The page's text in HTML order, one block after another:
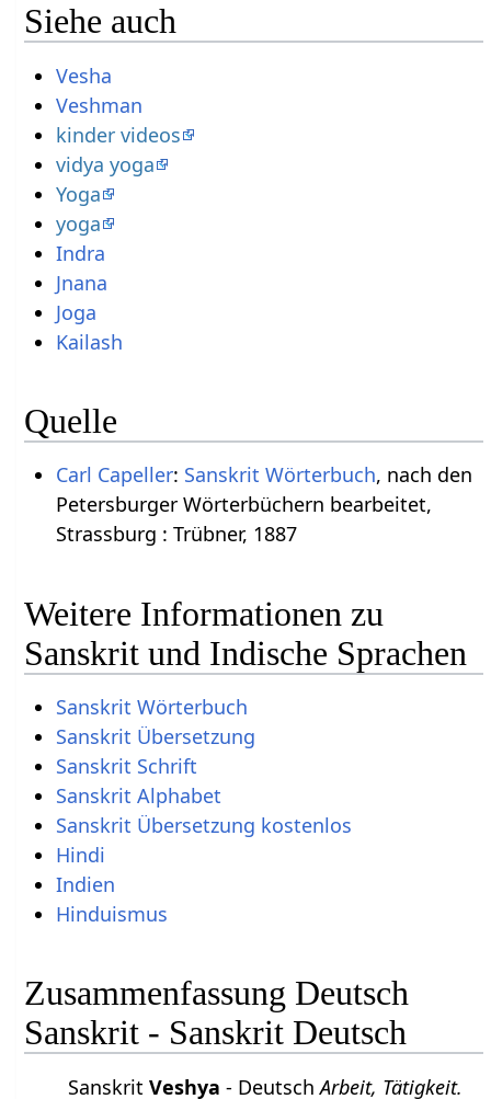
Siehe auch
Vesha
Veshman
kinder videos
vidya yoga
Yoga
yoga
Indra
Jnana
Joga
Kailash
Quelle
Carl Capeller: Sanskrit Wörterbuch, nach den
Petersburger Wörterbüchern bearbeitet,
Strassburg : Trübner, 1887
Weitere Informationen zu
Sanskrit und Indische Sprachen
Sanskrit Wörterbuch
Sanskrit Übersetzung
Sanskrit Schrift
Sanskrit Alphabet
Sanskrit Übersetzung kostenlos
Hindi
Indien
Hinduismus
Zusammenfassung Deutsch
Sanskrit - Sanskrit Deutsch
SanskritVeshya - DeutschArbeit, Tätigkeit.